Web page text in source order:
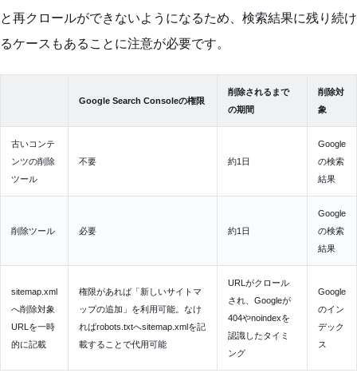
と再クロールができないようになるため、検索結果に残り続け
るケースもあることに注意が必要です。
Google Search Consoleの権限
削除されるまで
の期間
削除対
象
古いコンテ
ンツの削除
ツール
不要 約1日
Google
の検索
結果
削除ツール 必要 約1日
Google
の検索
結果
sitemap.xml
へ削除対象
URLを一時
的に記載
権限があれば「新しいサイトマ
ップの追加」を利用可能。なけ
ればrobots.txtへsitemap.xmlを記
載することで代用可能
URLがクロール
され、Googleが
404やnoindexを
認識したタイミ
ング
Google
のイン
デック
ス